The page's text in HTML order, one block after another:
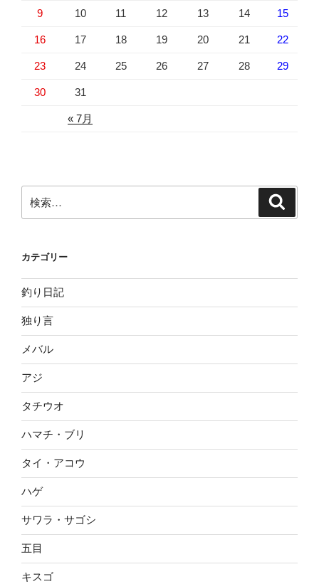
« 7月
9 10 11 12 13 14 15
16 17 18 19 20 21 22
23 24 25 26 27 28 29
30 31
索:
カテゴリー
釣り日記
独り言
メバル
アジ
タチウオ
ハマチ・ブリ
タイ・アコウ
ハゲ
サワラ・サゴシ
五目
キスゴ